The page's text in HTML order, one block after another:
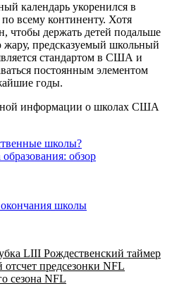
календарь укоренился в
всему континенту. Хотя
чтобы держать детей подальше
предсказуемый школьный
стандартом в США и
постоянным элементом
годы.
информации о школах США
школы?
обзор
окончания школы
LIII Рождественский таймер
предсезонки NFL
сезона NFL